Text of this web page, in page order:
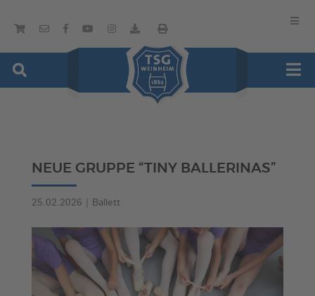
NEUE GRUPPE “TINY BALLERINAS”
25.02.2026 Ballett